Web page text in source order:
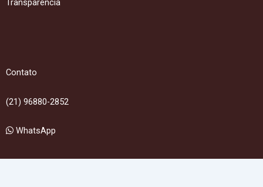
Transparência
Contato
(21) 96880-2852
WhatsApp